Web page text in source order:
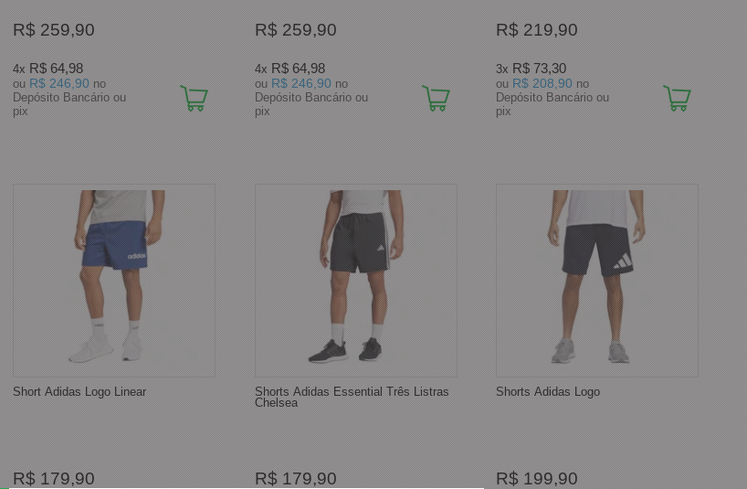
R$ 259,90
4x R$ 64,98
ou R$ 246,90 no
Depósito Bancário ou
pix
R$ 259,90
4x R$ 64,98
ou R$ 246,90 no
Depósito Bancário ou
pix
R$ 219,90
3x R$ 73,30
ou R$ 208,90 no
Depósito Bancário ou
pix
Short Adidas Logo Linear
R$ 179,90
Shorts Adidas Essential Três Listras
Chelsea
R$ 179,90
Shorts Adidas Logo
R$ 199,90